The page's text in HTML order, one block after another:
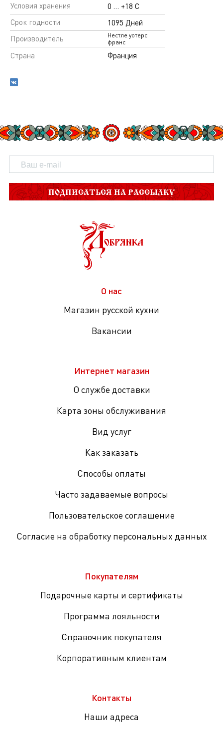
Условия хранения
0 … +18 С
Срок годности
1095 Дней
Производитель
Нестле уотерс
франс
Страна Франция
ПОДПИСАТЬСЯ НА РАССЫЛКУ
О нас
Магазин русской кухни
Вакансии
Интернет магазин
О службе доставки
Карта зоны обслуживания
Вид услуг
Как заказать
Способы оплаты
Часто задаваемые вопросы
Пользовательское соглашение
Согласие на обработку персональных данных
Покупателям
Подарочные карты и сертификаты
Программа лояльности
Справочник покупателя
Корпоративным клиентам
Контакты
Наши адреса